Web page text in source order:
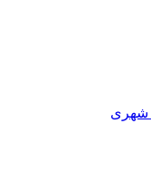
نخبگان قرن 15 – کتاب نخبگان ورزش
شهری